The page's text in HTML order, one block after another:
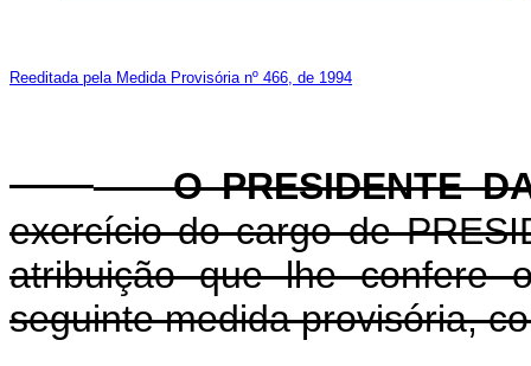
Reeditada pela Medida Provisória nº 466, de 1994
O PRESIDENTE DA
exercício do cargo de
atribuição que lhe confere
seguinte medida provisória,